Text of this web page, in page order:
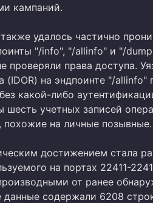
кампаний.
удалось частично
"/info", "/allinfo" и "/
проверяли права доступа.
(IDOR) на эндпоинте "/
какой-либо
учетных записей
похожие на личные позывные.
достижением стала
на портах 22411-
от ранее
содержали 6208